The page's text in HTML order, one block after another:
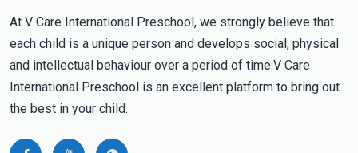
At V Care International Preschool, we strongly believe that
each child is a unique person and develops social, physical
and intellectual behaviour over a period of time.V Care
International Preschool is an excellent platform to bring out
the best in your child.